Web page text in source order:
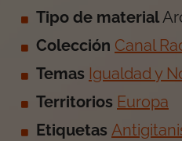
Tipo de material
Colección Canal
Temas Igualdad y
Territorios Europa
Etiquetas